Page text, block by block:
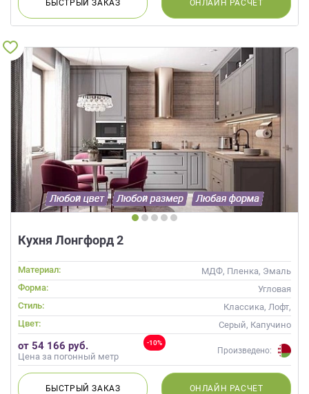
БЫСТРЫЙЗАКАЗ ОНЛАЙН РАСЧЕТ
Кухня Лонгфорд 2
Материал:
МДФ, Пленка, Эмаль
Форма:
Угловая
Стиль:
Классика, Лофт,
Скандинавский, Неоклассика
Цвет: Серый, Капучино
-10%
от 54 166 руб.
Цена за погонный метр
Произведено:
БЫСТРЫЙЗАКАЗ ОНЛАЙН РАСЧЕТ